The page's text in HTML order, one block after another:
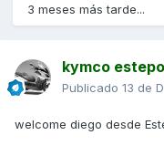
3 meses más tarde...
kymco
Publicado 13 de
welcome diego desde